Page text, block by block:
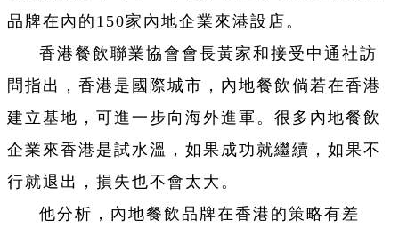
品牌在內的150家內地企業來港設店。
香港餐飲聯業協會會長黃家和接受中通社訪
問指出，香港是國際城市，內地餐飲倘若在香港
建立基地，可進一步向海外進軍。很多內地餐飲
企業來香港是試水溫，如果成功就繼續，如果不
行就退出，損失也不會太大。
他分析，內地餐飲品牌在香港的策略有差